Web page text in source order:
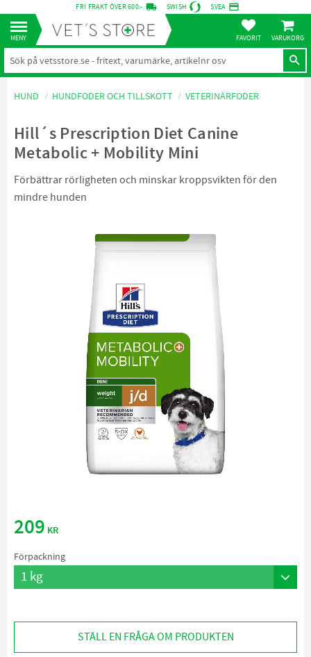
Meny
FRI FRAKT ÖVER 600:- local_shipping SWISH SVEA credit_card
FAVORITER
HUND HUNDFODER OCH TILLSKOTT VETERINÄRFODER
Hill´s Prescription Diet Canine
Metabolic + Mobility Mini
Förbättrar rörligheten och minskar kroppsvikten för den
mindre hunden
209 KR
Förpackning
STÄLL EN FRÅGA OM PRODUKTEN